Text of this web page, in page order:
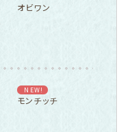
オビワン
NEW!
モンチッチ